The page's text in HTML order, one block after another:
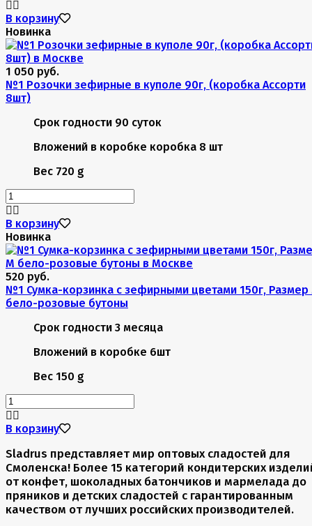
В корзину
Новинка
1 050 руб.
№1 Розочки зефирные в куполе 90г, (коробка Ассорти
8шт)
Срок годности 90 суток
Вложений в коробке коробка 8 шт
Вес 720 g
В корзину
Новинка
520 руб.
№1 Сумка-корзинка с зефирными цветами 150г,
бело-розовые бутоны
Срок годности 3 месяца
Вложений в коробке 6шт
Вес 150 g
В корзину
Sladrus представляет мир оптовых сладостей для
Смоленска! Более 15 категорий кондитерских
от конфет, шоколадных батончиков и мармелада до
пряников и детских сладостей с гарантированным
качеством от лучших российских производителей.